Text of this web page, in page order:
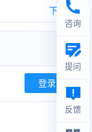
下一篇
登录
咨询
提问
反馈